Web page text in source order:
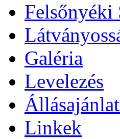
Felsőnyéki
Galéria
Levelezés
Linkek